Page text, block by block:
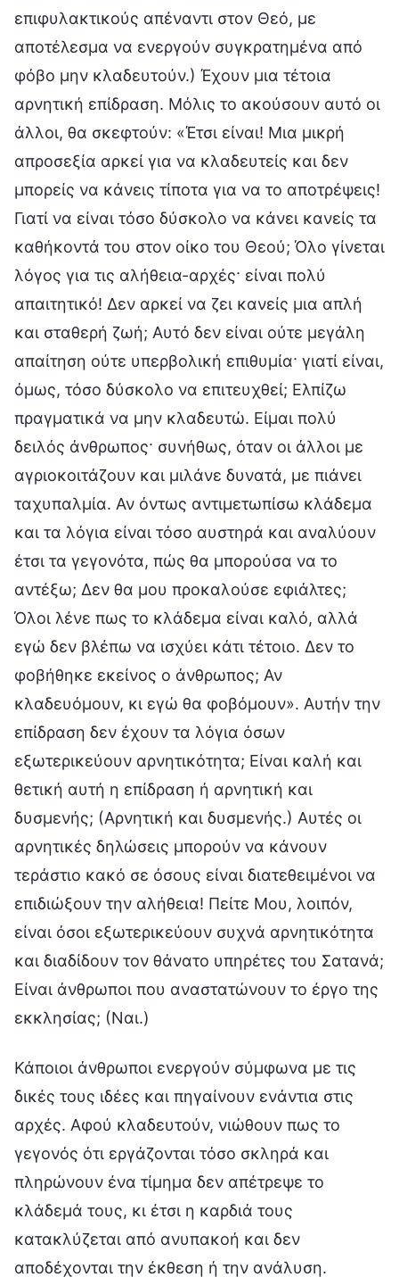
επιφυλακτικούς απέναντι στον Θεό, με
αποτέλεσμα να ενεργούν συγκρατημένα από
φόβο μην κλαδευτούν.) Έχουν μια τέτοια
αρνητική επίδραση. Μόλις το ακούσουν αυτό οι
άλλοι, θα σκεφτούν: «Έτσι είναι! Μια μικρή
απροσεξία αρκεί για να κλαδευτείς και δεν
μπορείς να κάνεις τίποτα για να το αποτρέψεις!
Γιατί να είναι τόσο δύσκολο να κάνει κανείς τα
καθήκοντά του στον οίκο του Θεού; Όλο γίνεται
λόγος για τις αλήθεια-αρχές· είναι πολύ
απαιτητικό! Δεν αρκεί να ζει κανείς μια απλή
και σταθερή ζωή; Αυτό δεν είναι ούτε μεγάλη
απαίτηση ούτε υπερβολική επιθυμία· γιατί είναι,
όμως, τόσο δύσκολο να επιτευχθεί; Ελπίζω
πραγματικά να μην κλαδευτώ. Είμαι πολύ
δειλός άνθρωπος· συνήθως, όταν οι άλλοι με
αγριοκοιτάζουν και μιλάνε δυνατά, με πιάνει
ταχυπαλμία. Αν όντως αντιμετωπίσω κλάδεμα
και τα λόγια είναι τόσο αυστηρά και αναλύουν
έτσι τα γεγονότα, πώς θα μπορούσα να το
αντέξω; Δεν θα μου προκαλούσε εφιάλτες;
Όλοι λένε πως το κλάδεμα είναι καλό, αλλά
εγώ δεν βλέπω να ισχύει κάτι τέτοιο. Δεν το
φοβήθηκε εκείνος ο άνθρωπος; Αν
κλαδευόμουν, κι εγώ θα φοβόμουν». Αυτήν την
επίδραση δεν έχουν τα λόγια όσων
εξωτερικεύουν αρνητικότητα; Είναι καλή και
θετική αυτή η επίδραση ή αρνητική και
δυσμενής; (Αρνητική και δυσμενής.) Αυτές οι
αρνητικές δηλώσεις μπορούν να κάνουν
τεράστιο κακό σε όσους είναι διατεθειμένοι να
επιδιώξουν την αλήθεια! Πείτε Μου, λοιπόν,
είναι όσοι εξωτερικεύουν συχνά αρνητικότητα
και διαδίδουν τον θάνατο υπηρέτες του Σατανά;
Είναι άνθρωποι που αναστατώνουν το έργο της
εκκλησίας; (Ναι.)
Κάποιοι άνθρωποι ενεργούν σύμφωνα με τις
δικές τους ιδέες και πηγαίνουν ενάντια στις
αρχές. Αφού κλαδευτούν, νιώθουν πως το
γεγονός ότι εργάζονται τόσο σκληρά και
πληρώνουν ένα τίμημα δεν απέτρεψε το
κλάδεμά τους, κι έτσι η καρδιά τους
κατακλύζεται από ανυπακοή και δεν
αποδέχονται την έκθεση ή την ανάλυση.